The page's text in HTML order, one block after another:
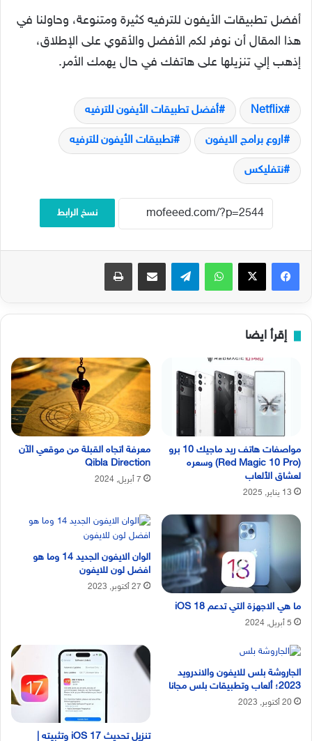
أفضل تطبيقات الأيفون للترفيه كثيرة ومتنوعة، وحاولنا في
هذا المقال أن نوفر لكم الأفضل والأقوي على الإطلاق،
إذهب إلي تنزيلها على هاتفك في حال يهمك الأمر.
Netflix أفضل تطبيقات الأيفون للترفيه
اروع برامج الايفون تطبيقات الأيفون للترفيه
نتفليكس
نسخ الرابط
فيسبوك‫X واتساب تيلقرام مشاركة عبر البريد طباعة
إقرأ ايضا
مواصفات هاتف ريد ماجيك 10 برو
(Red Magic 10 Pro) وسعره
لعشاق الألعاب
13 يناير, 2025
معرفة اتجاه القبلة من موقعي الآن
Qibla Direction
7 أبريل, 2024
ما هي الاجهزة التي تدعم iOS 18
5 أبريل, 2024
الوان الايفون الجديد 14 وما هو
افضل لون للايفون
27 أكتوبر, 2023
الجاروشة بلس للايفون والاندرويد
2023؛ ألعاب وتطبيقات بلس مجانا
20 أكتوبر, 2023
تنزيل تحديث iOS 17 وتثبيته |